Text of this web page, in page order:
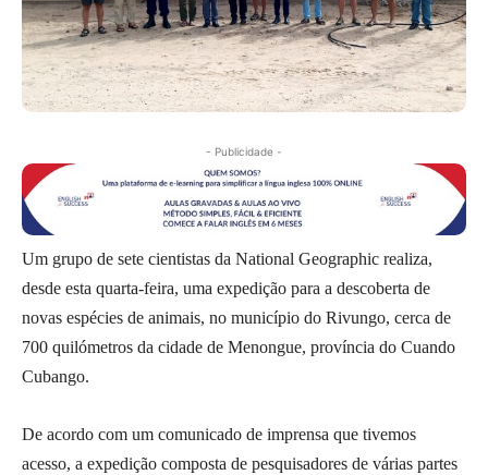
- Publicidade -
Um grupo de sete cientistas da National Geographic realiza,
desde esta quarta-feira, uma expedição para a descoberta de
novas espécies de animais, no município do Rivungo, cerca de
700 quilómetros da cidade de Menongue, província do Cuando
Cubango.
De acordo com um comunicado de imprensa que tivemos
acesso, a expedição composta de pesquisadores de várias partes